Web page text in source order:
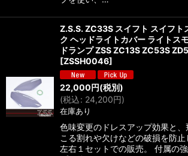
Z.S.S. ZC33S スイフト スイフト
ク ヘッドライトカバー ライトス
ドランプ ZSS ZC13S ZC53S
[ZSSH0046]
22,000円(税別)
(税込: 24,200円)
在庫あり
色味変更のドレスアップ効果と
こる割れや欠けなどの破損を防止
左右１セットでの販売。 付属の